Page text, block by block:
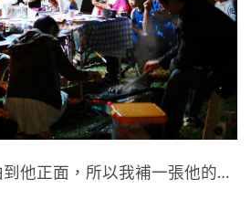
他正面，所以我補一張他的…